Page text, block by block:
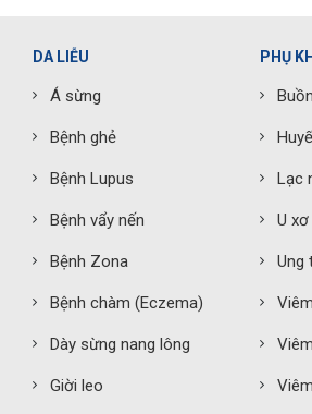
DA LIỄU
Á sừng
Bệnh ghẻ
Bệnh Lupus
Bệnh vẩy nến
Bệnh Zona
Bệnh chàm (Eczema)
Dày sừng nang lông
Giời leo
PHỤ
Lạc
U
Ung